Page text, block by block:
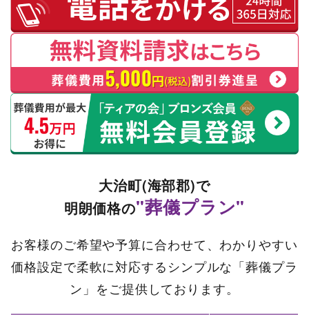
大治町(海部郡)で
明朗価格の"葬儀プラン"
お客様のご希望や予算に合わせて、わかりやすい
価格設定で柔軟に対応するシンプルな「葬儀プラ
ン」をご提供しております。